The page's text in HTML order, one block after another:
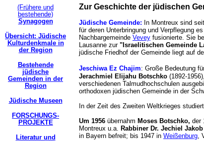
(Frühere und
bestehende)
Synagogen
Übersicht: Jüdische
Kulturdenkmale in
der Region
Bestehende
jüdische
Gemeinden in der
Region
Jüdische Museen
FORSCHUNGS-
PROJEKTE
Literatur und
Zur Geschichte der jüdischen
Jüdische Gemeinde: In Montreux sind
für deren Unterbringung und Verpflegung
Nachbargemeinde Vevey fusionierte. Sie
Lausanne zur "Israelitischen Gemeinde
jüdische Friedhof der Gemeinde liegt auf
Jeschiwa Ez Chajim: Große Bedeutung
Jerachmiel Elijahu Botschko (1892-
verschiedenen Talmudhochschulen
orthodoxen jüdischen Gemeinde in der
In der Zeit des Zweiten Weltkrieges
Um 1956 übernahm Moses Botschko, der
Montreux u.a. Rabbiner Dr. Jechiel
in Bayern befreit; bis 1947 in Weißenburg,